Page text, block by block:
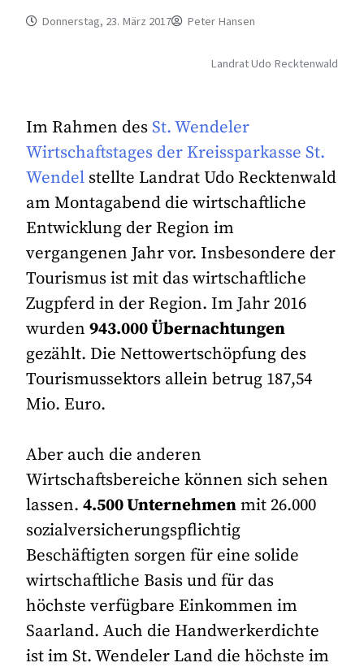
Donnerstag, 23. März 2017 Peter Hansen
Landrat Udo Recktenwald
Im Rahmen desSt. Wendeler
Wirtschaftstages der Kreissparkasse St.
Wendel stellte Landrat Udo Recktenwald
am Montagabend die wirtschaftliche
Entwicklung der Region im
vergangenen Jahr vor. Insbesondere der
Tourismus ist mit das wirtschaftliche
Zugpferd in der Region. Im Jahr 2016
wurden943.000 Übernachtungen
gezählt. Die Nettowertschöpfung des
Tourismussektors allein betrug 187,54
Mio. Euro.
Aber auch die anderen
Wirtschaftsbereiche können sich sehen
lassen.4.500 Unternehmenmit 26.000
sozialversicherungspflichtig
Beschäftigten sorgen für eine solide
wirtschaftliche Basis und für das
höchste verfügbare Einkommen im
Saarland. Auch die Handwerkerdichte
ist im St. Wendeler Land die höchste im